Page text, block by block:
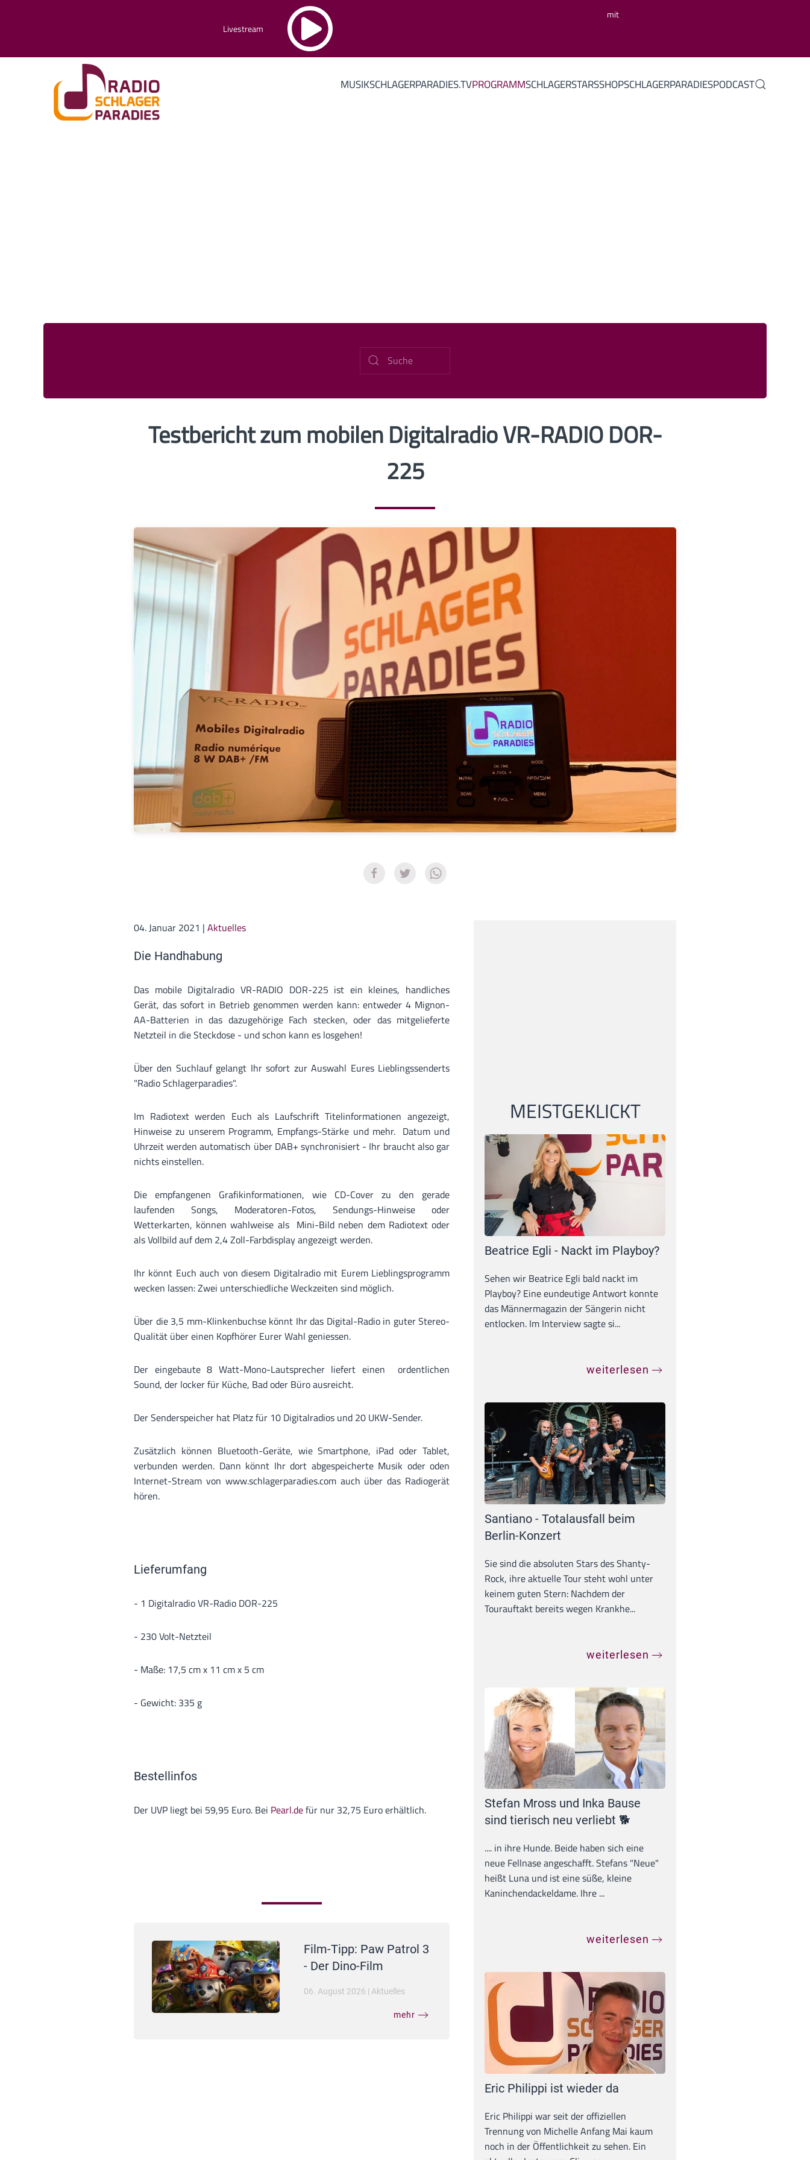
Livestream
mit
MUSIKSCHLAGERPARADIES.TVPROGRAMMSCHLAGERSTARSSHOPSCHLAGERPARADIESPODCAST
Testbericht zum mobilen Digitalradio VR-RADIO DOR-
225
04. Januar 2021 | Aktuelles
Die Handhabung
Das mobile Digitalradio VR-RADIO DOR-225 ist ein kleines, handliches
Gerät, das sofort in Betrieb genommen werden kann: entweder 4 Mignon-
AA-Batterien in das dazugehörige Fach stecken, oder das mitgelieferte
Netzteil in die Steckdose - und schon kann es losgehen!
Über den Suchlauf gelangt Ihr sofort zur Auswahl Eures Lieblingssenderts
"Radio Schlagerparadies".
Im Radiotext werden Euch als Laufschrift Titelinformationen angezeigt,
Hinweise zu unserem Programm, Empfangs-Stärke und mehr. Datum und
Uhrzeit werden automatisch über DAB+ synchronisiert - Ihr braucht also gar
nichts einstellen.
Die empfangenen Grafikinformationen, wie CD-Cover zu den gerade
laufenden Songs, Moderatoren-Fotos, Sendungs-Hinweise oder
Wetterkarten, können wahlweise als Mini-Bild neben dem Radiotext oder
als Vollbild auf dem 2,4 Zoll-Farbdisplay angezeigt werden.
Ihr könnt Euch auch von diesem Digitalradio mit Eurem Lieblingsprogramm
wecken lassen: Zwei unterschiedliche Weckzeiten sind möglich.
Über die 3,5 mm-Klinkenbuchse könnt Ihr das Digital-Radio in guter Stereo-
Qualität über einen Kopfhörer Eurer Wahl geniessen.
Der eingebaute 8 Watt-Mono-Lautsprecher liefert einen ordentlichen
Sound, der locker für Küche, Bad oder Büro ausreicht.
Der Senderspeicher hat Platz für 10 Digitalradios und 20 UKW-Sender.
Zusätzlich können Bluetooth-Geräte, wie Smartphone, iPad oder Tablet,
verbunden werden. Dann könnt Ihr dort abgespeicherte Musik oder oden
Internet-Stream von www.schlagerparadies.com auch über das Radiogerät
hören.
Lieferumfang
- 1 Digitalradio VR-Radio DOR-225
- 230 Volt-Netzteil
- Maße: 17,5 cm x 11 cm x 5 cm
- Gewicht: 335 g
Bestellinfos
Der UVP liegt bei 59,95 Euro. Bei Pearl.defür nur 32,75 Euro erhältlich.
Film-Tipp: Paw Patrol 3
- Der Dino-Film
06. August 2026 | Aktuelles
mehr
MEISTGEKLICKT
Beatrice Egli - Nackt im Playboy?
Sehen wir Beatrice Egli bald nackt im
Playboy? Eine eundeutige Antwort konnte
das Männermagazin der Sängerin nicht
entlocken. Im Interview sagte si...
weiterlesen
Santiano - Totalausfall beim
Berlin-Konzert
Sie sind die absoluten Stars des Shanty-
Rock, ihre aktuelle Tour steht wohl unter
keinem guten Stern: Nachdem der
Tourauftakt bereits wegen Krankhe...
weiterlesen
Stefan Mross und Inka Bause
sind tierisch neu verliebt 🐕
.... in ihre Hunde. Beide haben sich eine
neue Fellnase angeschafft. Stefans "Neue"
heißt Luna und ist eine süße, kleine
Kaninchendackeldame. Ihre ...
weiterlesen
Eric Philippi ist wieder da
Eric Philippi war seit der offiziellen
Trennung von Michelle Anfang Mai kaum
noch in der Öffentlichkeit zu sehen. Ein